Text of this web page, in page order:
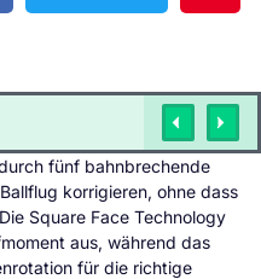
fünf bahnbrechende
korrigieren, ohne dass
Square Face Technology
aus, während das
für die richtige